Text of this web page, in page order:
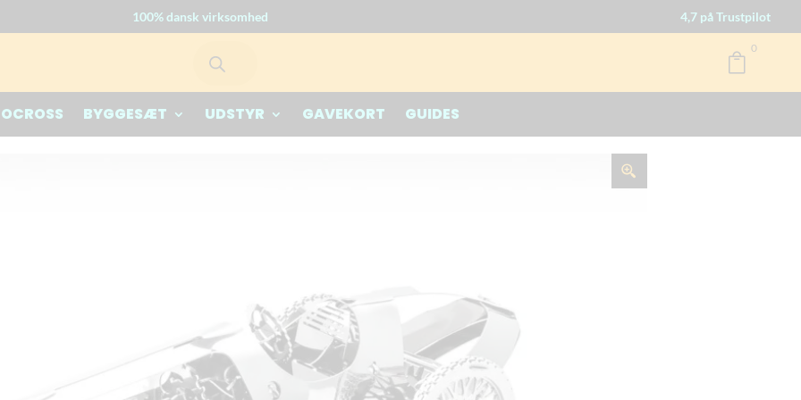
100% dansk virksomhed 4,7 på Trustpilot
search

0
BYGGESÆT UDSTYR GAVEKORT GUIDES